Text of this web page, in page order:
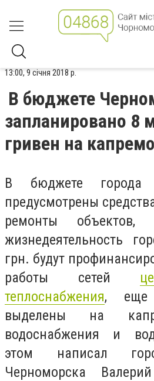
13:00, 9 січня 2018 р.
В бюджете
запланировано 8
гривен на
В бюджете
предусмотрены
ремонты объектов,
жизнедеятельность
грн. будут
работы сетей
теплоснабжения,
выделены на
водоснабжения и
этом написал
Черноморска